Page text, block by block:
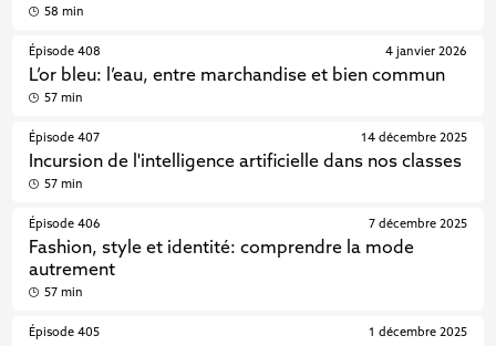
58 min
Épisode 408
L’or bleu: l’eau, entre marchandise et bien commun
4 janvier 2026
57 min
Épisode 407
Incursion de l'intelligence artificielle dans nos classes
14 décembre 2025
57 min
Épisode 406
Fashion, style et identité: comprendre la mode
autrement
7 décembre 2025
57 min
Épisode 405 1 décembre 2025